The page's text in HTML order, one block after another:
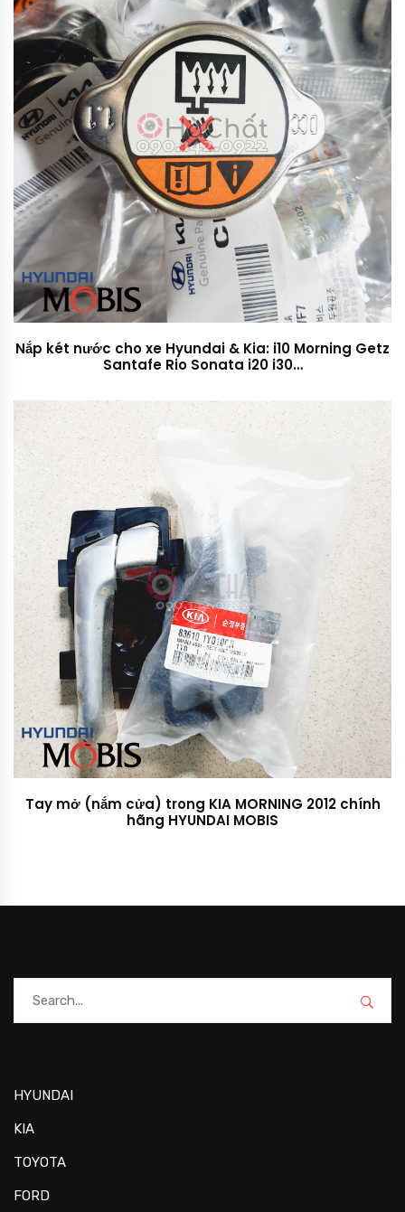
Nắp két nước cho xe Hyundai & Kia: i10 Morning Getz
Santafe Rio Sonata i20 i30…
Tay mở (nắm cửa) trong KIA MORNING 2012 chính
hãng HYUNDAI MOBIS
HYUNDAI
KIA
TOYOTA
FORD